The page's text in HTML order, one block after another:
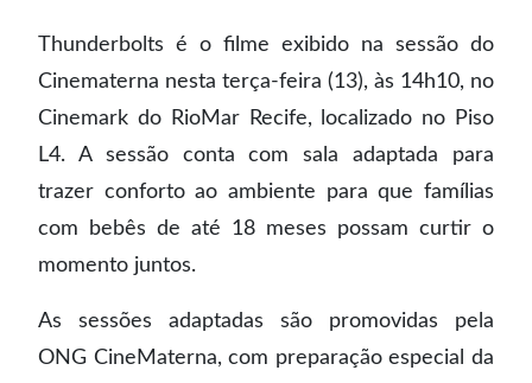
Thunderbolts é o filme exibido na sessão do
Cinematerna nesta terça-feira (13), às 14h10, no
Cinemark do RioMar Recife, localizado no Piso
L4. A sessão conta com sala adaptada para
trazer conforto ao ambiente para que famílias
com bebês de até 18 meses possam curtir o
momento juntos.
As sessões adaptadas são promovidas pela
ONG CineMaterna, com preparação especial da